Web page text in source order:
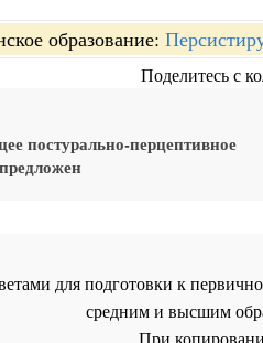
образование:
Поделитесь с
постурально-перцептивное
для подготовки к
средним и высшим
При